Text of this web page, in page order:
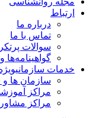
ارتباط
درباره ما
تماس با ما
سوالات
گواهینامه‌ها
خدمات سازمانی
سازمان ها
مراکز
مراکز